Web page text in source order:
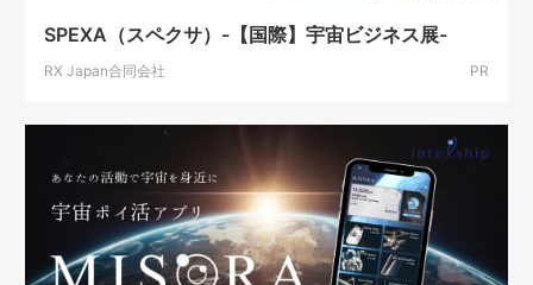
SPEXA（スペクサ）-【国際】宇宙ビジネス展-
RX Japan合同会社 PR